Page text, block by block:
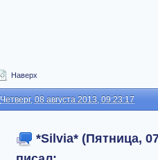
Наверх
Четверг, 08 августа 2013, 09:23:17
*Silvia* (Пятница,